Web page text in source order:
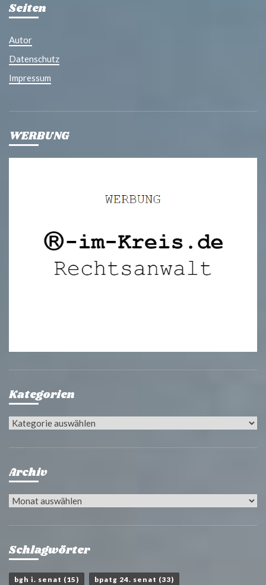
Seiten
Autor
Datenschutz
Impressum
WERBUNG
Kategorien
Kategorien
Archiv
Archiv
Schlagwörter
bgh i. senat (15) bpatg 24. senat (33)